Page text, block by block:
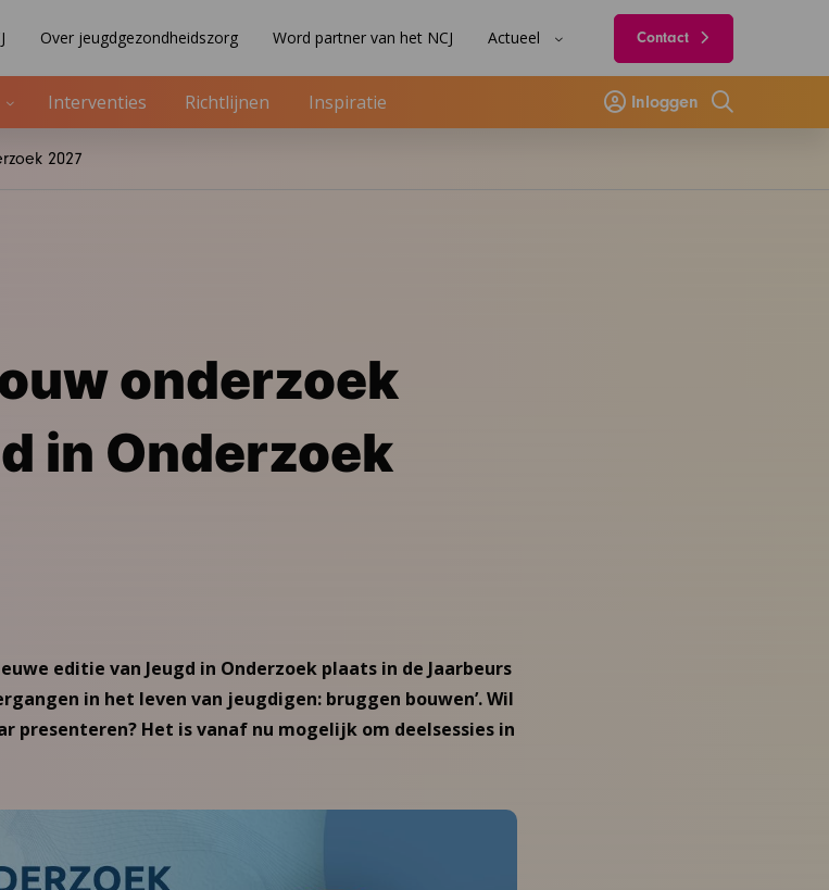
Over jeugdgezondheidszorg Word partner van het NCJ Actueel Contact
Interventies Richtlijnen Inspiratie Inloggen
Zoeken
2027
onderzoek
in Onderzoek
editie van Jeugd in Onderzoek plaats in de Jaarbeurs
in het leven van jeugdigen: bruggen bouwen’. Wil
presenteren? Het is vanaf nu mogelijk om deelsessies in